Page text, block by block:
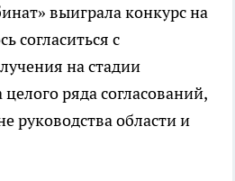
выиграла конкурс на
согласиться с
на стадии
ряда согласований,
руководства области и